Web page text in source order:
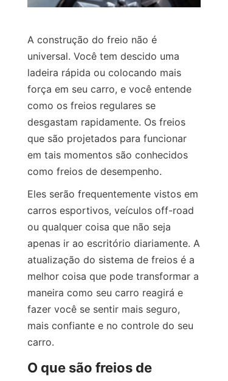
A construção do freio não é
universal. Você tem descido uma
ladeira rápida ou colocando mais
força em seu carro, e você entende
como os freios regulares se
desgastam rapidamente. Os freios
que são projetados para funcionar
em tais momentos são conhecidos
como freios de desempenho.
Eles serão frequentemente vistos em
carros esportivos, veículos off-road
ou qualquer coisa que não seja
apenas ir ao escritório diariamente. A
atualização do sistema de freios é a
melhor coisa que pode transformar a
maneira como seu carro reagirá e
fazer você se sentir mais seguro,
mais confiante e no controle do seu
carro.
O que são freios de